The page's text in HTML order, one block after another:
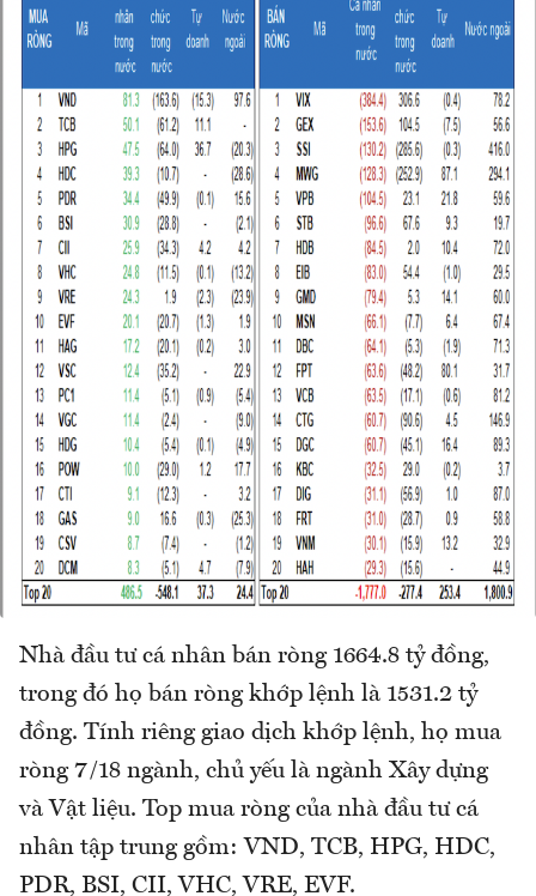
Nhà đầu tư cá nhân bán ròng 1664.8 tỷ đồng,
trong đó họ bán ròng khớp lệnh là 1531.2 tỷ
đồng. Tính riêng giao dịch khớp lệnh, họ mua
ròng 7/18 ngành, chủ yếu là ngành Xây dựng
và Vật liệu. Top mua ròng của nhà đầu tư cá
nhân tập trung gồm: VND, TCB, HPG, HDC,
PDR, BSI, CII, VHC, VRE, EVF.